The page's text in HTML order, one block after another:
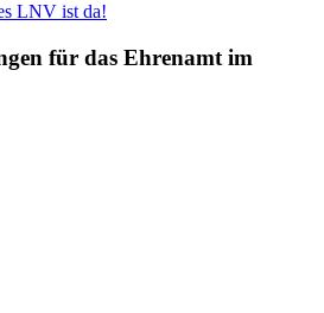
LNV ist da!
für das Ehrenamt im